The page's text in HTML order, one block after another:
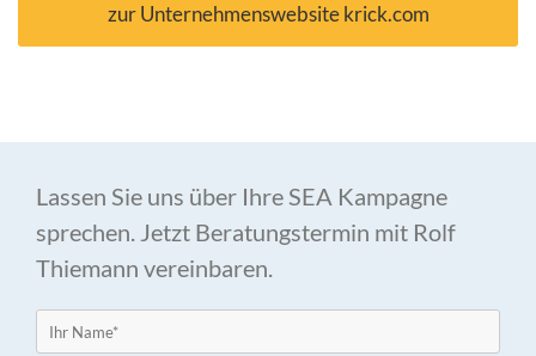
zur Unternehmenswebsite krick.com
Lassen Sie uns über Ihre SEA Kampagne
sprechen. Jetzt Beratungstermin mit Rolf
Thiemann vereinbaren.